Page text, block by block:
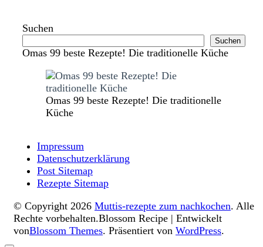
Suchen
Suchen
Omas 99 beste Rezepte! Die traditionelle Küche
Omas 99 beste Rezepte! Die traditionelle
Küche
Impressum
Datenschutzerklärung
Post Sitemap
Rezepte Sitemap
© Copyright 2026 Muttis-rezepte zum nachkochen. Alle
Rechte vorbehalten.Blossom Recipe | Entwickelt
vonBlossom Themes. Präsentiert von WordPress.